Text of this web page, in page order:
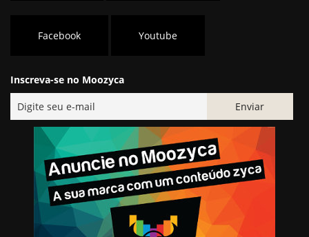
Facebook Youtube
Inscreva-se no Moozyca